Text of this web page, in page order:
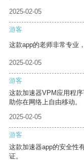
2025-02-05
游客
这款app的老师非常专业
2025-02-05
游客
这款加速器VPM应用程
助你在网络上自由移动。
2025-02-05
游客
这款加速器app的安全性
证。